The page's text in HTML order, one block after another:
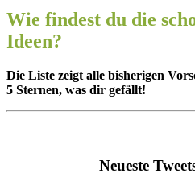
Wie findest du die
Ideen?
Die Liste zeigt alle bisherigen
5 Sternen, was dir gefällt!
Neueste